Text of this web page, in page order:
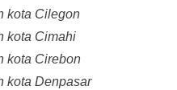
kota Cilegon
kota Cimahi
kota Cirebon
kota Denpasar